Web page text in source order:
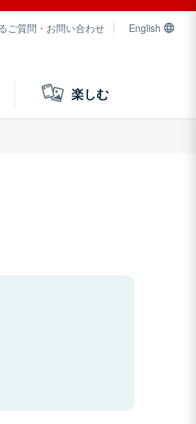
ご質問・お問い合わせ English
楽しむ